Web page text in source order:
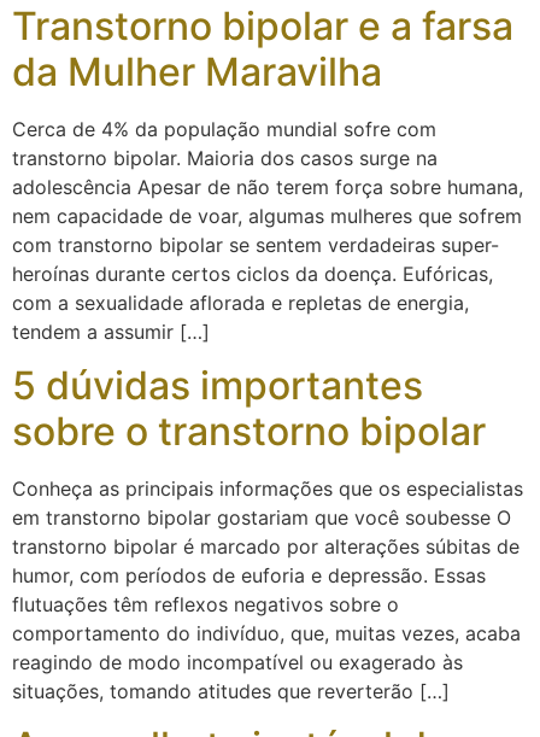
Transtorno bipolar e a farsa
da Mulher Maravilha
Cerca de 4% da população mundial sofre com
transtorno bipolar. Maioria dos casos surge na
adolescência Apesar de não terem força sobre humana,
nem capacidade de voar, algumas mulheres que sofrem
com transtorno bipolar se sentem verdadeiras super-
heroínas durante certos ciclos da doença. Eufóricas,
com a sexualidade aflorada e repletas de energia,
tendem a assumir […]
5 dúvidas importantes
sobre o transtorno bipolar
Conheça as principais informações que os especialistas
em transtorno bipolar gostariam que você soubesse O
transtorno bipolar é marcado por alterações súbitas de
humor, com períodos de euforia e depressão. Essas
flutuações têm reflexos negativos sobre o
comportamento do indivíduo, que, muitas vezes, acaba
reagindo de modo incompatível ou exagerado às
situações, tomando atitudes que reverterão […]